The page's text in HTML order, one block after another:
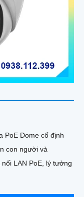
PoE Dome cố định
con người và
LAN PoE, lý tưởng